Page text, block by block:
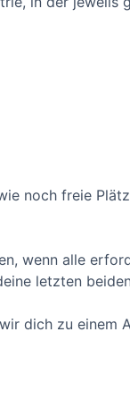
noch freie
wenn alle
letzten
dich zu einem